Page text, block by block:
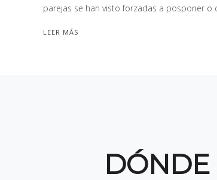
parejas se han visto forzadas a posponer o
LEER MÁS
DÓNDE